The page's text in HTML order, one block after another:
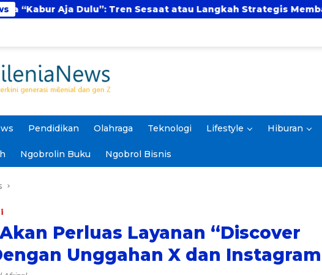
Tren Sesaat atau Langkah Strategis Membangun Masa Depan?
Pendidikan Olahraga Teknologi Lifestyle Hiburan
Ngobrolin Buku Ngobrol Bisnis
Perluas Layanan “Discover
Unggahan X dan Instagram